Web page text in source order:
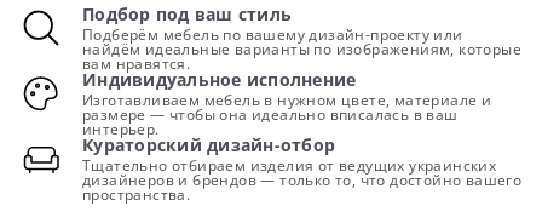
Подбор под ваш стиль
Подберём мебель по вашему дизайн-проекту или
найдём идеальные варианты по изображениям, которые
вам нравятся.
Индивидуальное исполнение
Изготавливаем мебель в нужном цвете, материале и
размере — чтобы она идеально вписалась в ваш
интерьер.
Кураторский дизайн-отбор
Тщательно отбираем изделия от ведущих украинских
дизайнеров и брендов — только то, что достойно вашего
пространства.